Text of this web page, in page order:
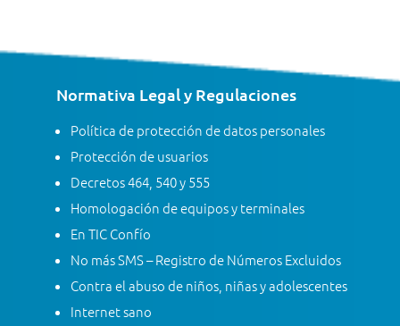
Normativa Legal y Regulaciones
Política de protección de datos personales
Protección de usuarios
Decretos 464, 540 y 555
Homologación de equipos y terminales
En TIC Confío
No más SMS – Registro de Números Excluidos
Contra el abuso de niños, niñas y adolescentes
Internet sano